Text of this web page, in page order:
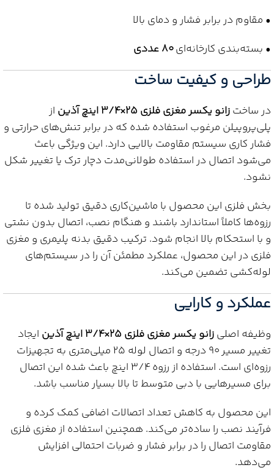
• مقاوم در برابر فشار و دمای بالا
• بسته‌بندی کارخانه‌ای80 عددی
طراحی و کیفیت ساخت
در ساختزانو یکسر مغزی فلزی 25×3/4 اینچ آذین
از
پلی‌پروپیلن مرغوب استفاده شده که در برابر تنش‌های حرارتی و
فشار کاری سیستم مقاومت بالایی دارد. این ویژگی باعث
می‌شود اتصال در استفاده طولانی‌مدت دچار ترک یا تغییر شکل
نشود.
بخش فلزی این محصول با ماشین‌کاری دقیق تولید شده تا
رزوه‌ها کاملاً استاندارد باشند و هنگام نصب، اتصال بدون نشتی
و با استحکام بالا انجام شود. ترکیب دقیق بدنه پلیمری و مغزی
فلزی در این محصول، عملکرد مطمئن آن را در سیستم‌های
لوله‌کشی تضمین می‌کند.
عملکرد و کارایی
وظیفه اصلیزانو یکسر مغزی فلزی 25×3/4 اینچ آذین
ایجاد
تغییر مسیر 90 درجه و اتصال لوله 25 میلی‌متری به تجهیزات
رزوه‌ای است. استفاده از رزوه 3/4 اینچ باعث شده این اتصال
برای مسیرهایی با دبی متوسط تا بالا بسیار مناسب باشد.
این محصول به کاهش تعداد اتصالات اضافی کمک کرده و
فرآیند نصب را ساده‌تر می‌کند. همچنین استفاده از مغزی فلزی
مقاومت اتصال را در برابر فشار و ضربات احتمالی افزایش
می‌دهد.